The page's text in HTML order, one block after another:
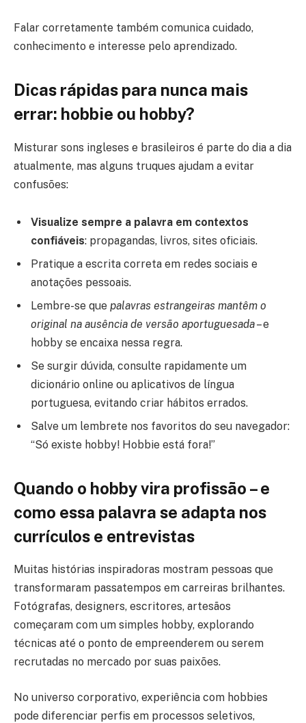
Falar corretamente também comunica cuidado,
conhecimento e interesse pelo aprendizado.
Dicas rápidas para nunca mais
errar: hobbie ou hobby?
Misturar sons ingleses e brasileiros é parte do dia a dia
atualmente, mas alguns truques ajudam a evitar
confusões:
Visualize sempre a palavra em contextos
confiáveis: propagandas, livros, sites oficiais.
Pratique a escrita correta em redes sociais e
anotações pessoais.
Lembre-se que palavras estrangeiras mantêm o
original na ausência de versão aportuguesada– e
hobby se encaixa nessa regra.
Se surgir dúvida, consulte rapidamente um
dicionário online ou aplicativos de língua
portuguesa, evitando criar hábitos errados.
Salve um lembrete nos favoritos do seu navegador:
“Só existe hobby! Hobbie está fora!”
Quando o hobby vira profissão – e
como essa palavra se adapta nos
currículos e entrevistas
Muitas histórias inspiradoras mostram pessoas que
transformaram passatempos em carreiras brilhantes.
Fotógrafas, designers, escritores, artesãos
começaram com um simples hobby, explorando
técnicas até o ponto de empreenderem ou serem
recrutadas no mercado por suas paixões.
No universo corporativo, experiência com hobbies
pode diferenciar perfis em processos seletivos,